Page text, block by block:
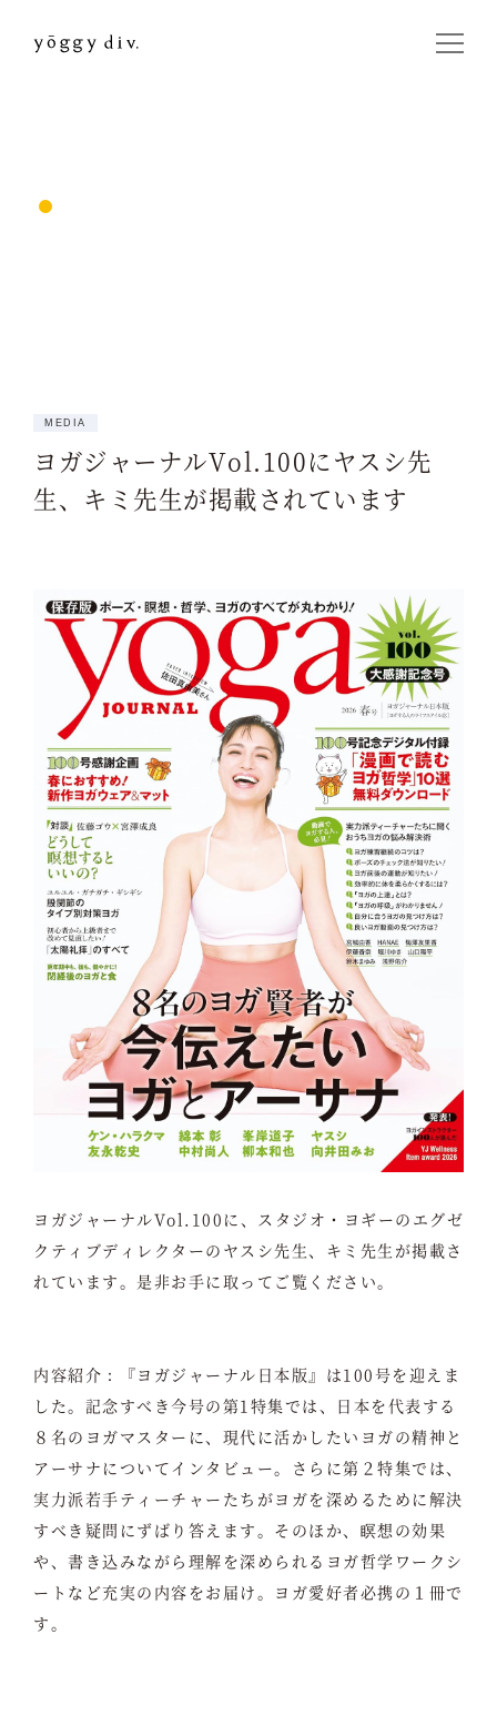
MEDIA
ヨガジャーナルVol.100にヤスシ先
生、キミ先生が掲載されています
ヨガジャーナルVol.100に、スタジオ・ヨギーのエグゼ
クティブディレクターのヤスシ先生、キミ先生が掲載さ
れています。是非お手に取ってご覧ください。
内容紹介：『ヨガジャーナル日本版』は100号を迎えま
した。記念すべき今号の第1特集では、日本を代表する
８名のヨガマスターに、現代に活かしたいヨガの精神と
アーサナについてインタビュー。さらに第２特集では、
実力派若手ティーチャーたちがヨガを深めるために解決
すべき疑問にずばり答えます。そのほか、瞑想の効果
や、書き込みながら理解を深められるヨガ哲学ワークシ
ートなど充実の内容をお届け。ヨガ愛好者必携の１冊で
す。